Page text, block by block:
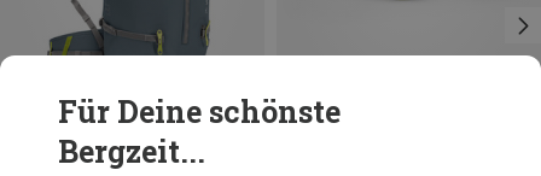
Du sparst 26%
Für Deine schönste
Bergzeit...